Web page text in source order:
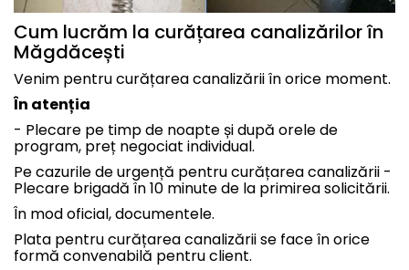
Cum lucrăm la curățarea canalizărilor în
Măgdăcești
Venim pentru curățarea canalizării în orice moment.
În atenția
- Plecare pe timp de noapte și după orele de
program, preț negociat individual.
Pe cazurile de urgență pentru curățarea canalizării -
Plecare brigadă în 10 minute de la primirea solicitării.
În mod oficial, documentele.
Plata pentru curățarea canalizării se face în orice
formă convenabilă pentru client.